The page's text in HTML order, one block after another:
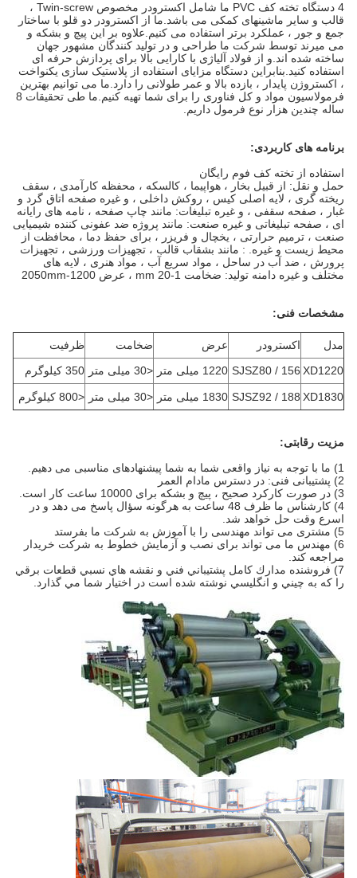
4
دستگاه تخته کف PVC ما شامل اکسترودر مخصوص Twin-screw ،
قالب و سایر ماشینهای کمکی می باشد.ما از اکسترودر دو قلو با ساختار
جمع و جور ، عملکرد برتر استفاده می کنیم.علاوه بر این پیچ و بشکه و
می میرند توسط شرکت ما طراحی و در تولید کنندگان مشهور جهان
ساخته شده اند.و از فولاد آلیاژی با کارایی بالا برای پردازش حرفه ای
استفاده کنید.بنابراین دستگاه مزایای استفاده از پلاستیک سازی یکنواخت
، اکستروژن پایدار ، بازده بالا و عمر طولانی را دارد.ما می توانیم بهترین
فرمولاسیون مواد و کل فناوری را برای شما تهیه کنیم.ما طی تحقیقات 8
ساله چندین هزار نوع فرمول داریم.
برنامه های کاربردی:
استفاده از تخته کف فوم رایگان
حمل و نقل: از قبیل بخار ، هواپیما ، کالسکه ، محفظه کارآمدی ، سقف
ریخته گری ، لایه اصلی کیس ، روکش داخلی ، و غیره صفحه اتاق گرد و
غبار ، صفحه سقفی ، و غیره تبلیغات: مانند چاپ صفحه ، نامه های رایانه
ای ، صفحه تبلیغاتی و غیره صنعت: مانند پروژه ضد عفونی کننده شیمیایی
صنعت ، ترمیم حرارتی ، یخچال و فریزر ، برای حفظ دما ، محافظت از
محیط زیست و غیره. : مانند بشقاب قالب ، تجهیزات ورزشی ، تجهیزات
پرورش ، ضد آب در ساحل ، مواد سریع آب ، مواد هنری ، لایه های
مختلف و غیره دامنه تولید: ضخامت 1-20 mm ، عرض 1200-2050mm
مشخصات فنی:
مدل اکسترودر عرض ضخامت
ظرفیت
XD1220
SJSZ80 / 156 1220 میلی متر <30 میلی متر 350 کیلوگرم
XD1830
SJSZ92 / 188 1830 میلی متر <30 میلی متر <800 کیلوگرم
مزیت رقابتی:
1) ما با توجه به نیاز واقعی شما به شما پیشنهادهای مناسبی می دهیم.
2) پشتیبانی فنی: در دسترس مادام العمر
3) در صورت کارکرد صحیح ، پیچ و بشکه برای 10000 ساعت کار است.
4) کارشناس ما ظرف 48 ساعت به هرگونه سؤال پاسخ می دهد و در
اسرع وقت حل خواهد شد.
5) مشتری می تواند مهندسی را با آموزش به شرکت ما بفرستد
6) مهندس ما می تواند برای نصب و آزمایش خطوط به شرکت خریدار
مراجعه کند.
7) فروشنده مدارك كامل پشتيباني فني و نقشه هاي نسبي قطعات برقي
را كه به چيني و انگليسي نوشته شده است در اختيار شما مي گذارد.